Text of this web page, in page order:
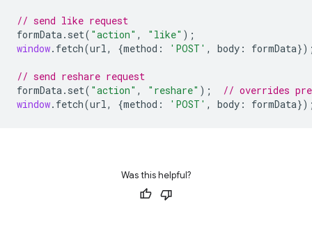
// send like request
formData. set( "action" , "like" );
window. fetch(url, {method : 'POST' , body : formData
// send reshare request
formData. set( "action" , "reshare" );
// overrides
window. fetch(url, {method : 'POST' , body : formData
Was this helpful?